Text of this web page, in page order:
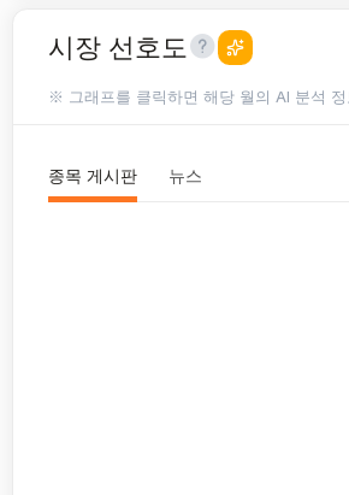
시장 선호도
※ 그래프를 클릭하면 해당 월의 AI 분석
종목 게시판 뉴스